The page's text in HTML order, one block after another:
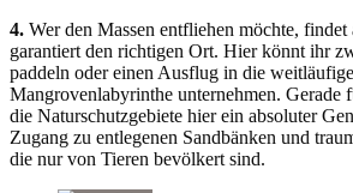
4. Wer den Massen entfliehen möchte, findet
garantiert den richtigen Ort. Hier könnt ihr
paddeln oder einen Ausflug in die
Mangrovenlabyrinthe unternehmen. Gerade
die Naturschutzgebiete hier ein absoluter
Zugang zu entlegenen Sandbänken und
die nur von Tieren bevölkert sind.